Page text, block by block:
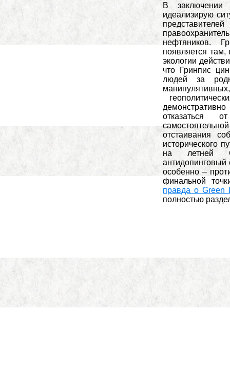
В
идеализирую
нефтяников.
появляется
экологии
что Гринпис
людей за
отказаться
отстаивания
исторического
на летней
особенно –
финальной
правда о Green
полностью